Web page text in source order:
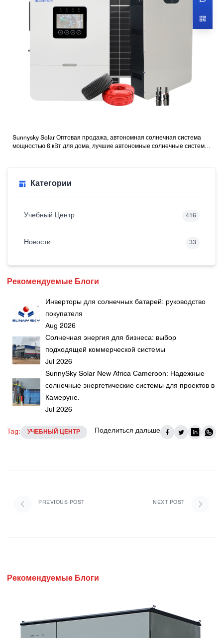
Sunnysky Solar Оптовая продажа, автономная солнечная система
мощностью 6 кВт для дома, лучшие автономные солнечные системы
Категории
Учебный Центр 416
Новости 33
Рекомендуемые Блоги
Инверторы для солнечных батарей: руководство
покупателя
Aug 2026
Солнечная энергия для бизнеса: выбор
подходящей коммерческой системы
Jul 2026
SunnySky Solar New Africa Cameroon: Надежные
солнечные энергетические системы для проектов в
Камеруне.
Jul 2026
Tag: УЧЕБНЫЙ ЦЕНТР Поделиться дальше
PREVIOUS POST NEXT POST
Рекомендуемые Блоги